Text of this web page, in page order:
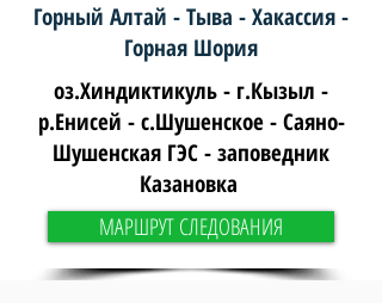
Горный Алтай - Тыва - Хакассия -
Горная Шория
оз.Хиндиктикуль - г.Кызыл -
р.Енисей - с.Шушенское - Саяно-
Шушенская ГЭС - заповедник
Казановка
МАРШРУТ СЛЕДОВАНИЯ